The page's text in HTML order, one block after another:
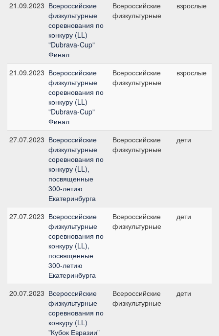
21.09.2023 Всероссийские
физкультурные
соревнования по
конкуру (LL)
"Dubrava-Cup"
Финал
Всероссийские
физкультурные
взрослые
21.09.2023 Всероссийские
физкультурные
соревнования по
конкуру (LL)
"Dubrava-Cup"
Финал
Всероссийские
физкультурные
взрослые
27.07.2023 Всероссийские
физкультурные
соревнования по
конкуру (LL),
посвященные
300-летию
Екатеринбурга
Всероссийские
физкультурные
дети
27.07.2023 Всероссийские
физкультурные
соревнования по
конкуру (LL),
посвященные
300-летию
Екатеринбурга
Всероссийские
физкультурные
дети
20.07.2023 Всероссийские
физкультурные
соревнования по
конкуру (LL)
"Кубок Евразии"
Всероссийские
физкультурные
дети